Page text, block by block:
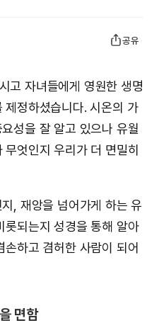
공유
고 자녀들에게 영원한 생명
정하셨습니다. 시온의 가
성을 잘 알고 있으나 유월
엇인지 우리가 더 면밀히
, 재앙을 넘어가게 하는 유
롯되는지 성경을 통해 알아
하고 겸허한 사람이 되어
면함